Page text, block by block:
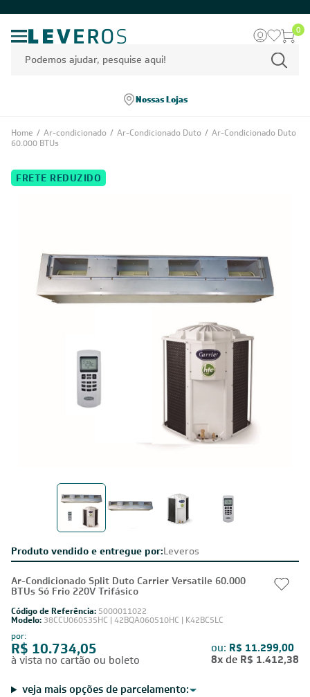
0
Nossas Lojas
Home / Ar-condicionado / Ar-Condicionado Duto / Ar-Condicionado Duto
60.000 BTUs
Produto vendido e entregue por:Leveros
Ar-Condicionado Split Duto Carrier Versatile 60.000
BTUs Só Frio 220V Trifásico
Código de Referência: 5000011022
Modelo: 38CCU060535HC | 42BQA060510HC | K42BC5LC
por:
R$ 10.734,05
à vista no cartão ou boleto
ou: R$ 11.299,00
8x de R$ 1.412,38
veja mais opções de parcelamento:
FRETE REDUZIDO